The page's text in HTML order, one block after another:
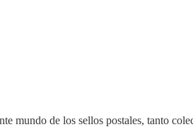
mundo de los sellos postales, tanto